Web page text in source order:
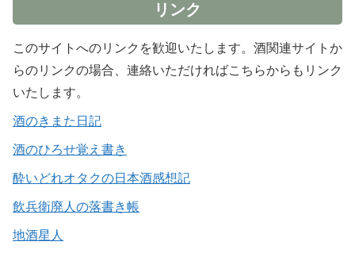
リンク
このサイトへのリンクを歓迎いたします。酒関連サイトか
らのリンクの場合、連絡いただければこちらからもリンク
いたします。
酒のきまた日記
酒のひろせ覚え書き
酔いどれオタクの日本酒感想記
飲兵衛廃人の落書き帳
地酒星人